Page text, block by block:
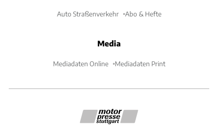
Auto Straßenverkehr Abo & Hefte
Media
Mediadaten Online Mediadaten Print